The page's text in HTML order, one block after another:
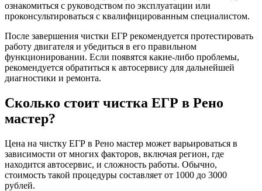
ознакомиться с руководством по эксплуатации или
проконсультироваться с квалифицированным специалистом.
После завершения чистки ЕГР рекомендуется протестировать
работу двигателя и убедиться в его правильном
функционировании. Если появятся какие-либо проблемы,
рекомендуется обратиться к автосервису для дальнейшей
диагностики и ремонта.
Сколько стоит чистка ЕГР в Рено
мастер?
Цена на чистку ЕГР в Рено мастер может варьироваться в
зависимости от многих факторов, включая регион, где
находится автосервис, и сложность работы. Обычно,
стоимость такой процедуры составляет от 1000 до 3000
рублей.